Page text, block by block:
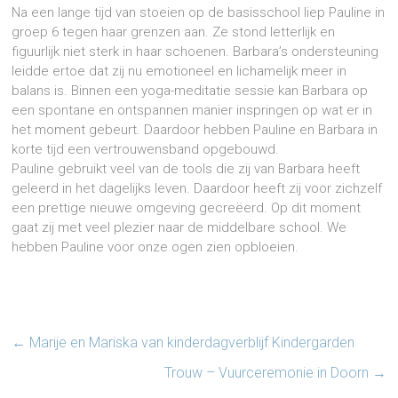
Na een lange tijd van stoeien op de basisschool liep Pauline in
groep 6 tegen haar grenzen aan. Ze stond letterlijk en
figuurlijk niet sterk in haar schoenen. Barbara’s ondersteuning
leidde ertoe dat zij nu emotioneel en lichamelijk meer in
balans is. Binnen een yoga-meditatie sessie kan Barbara op
een spontane en ontspannen manier inspringen op wat er in
het moment gebeurt. Daardoor hebben Pauline en Barbara in
korte tijd een vertrouwensband opgebouwd.
Pauline gebruikt veel van de tools die zij van Barbara heeft
geleerd in het dagelijks leven. Daardoor heeft zij voor zichzelf
een prettige nieuwe omgeving gecreëerd. Op dit moment
gaat zij met veel plezier naar de middelbare school. We
hebben Pauline voor onze ogen zien opbloeien.
← Marije en Mariska van kinderdagverblijf Kindergarden
Trouw – Vuurceremonie in Doorn →